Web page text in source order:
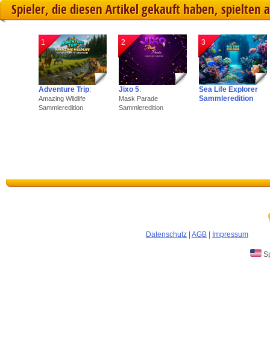
Spieler, die diesen Artikel gekauft haben, spielten
1
Adventure Trip:
Amazing Wildlife
Sammleredition
2
Jixo 5:
Mask Parade
Sammleredition
3
Sea Life Explorer
Sammleredition
Datenschutz AGB Impressum